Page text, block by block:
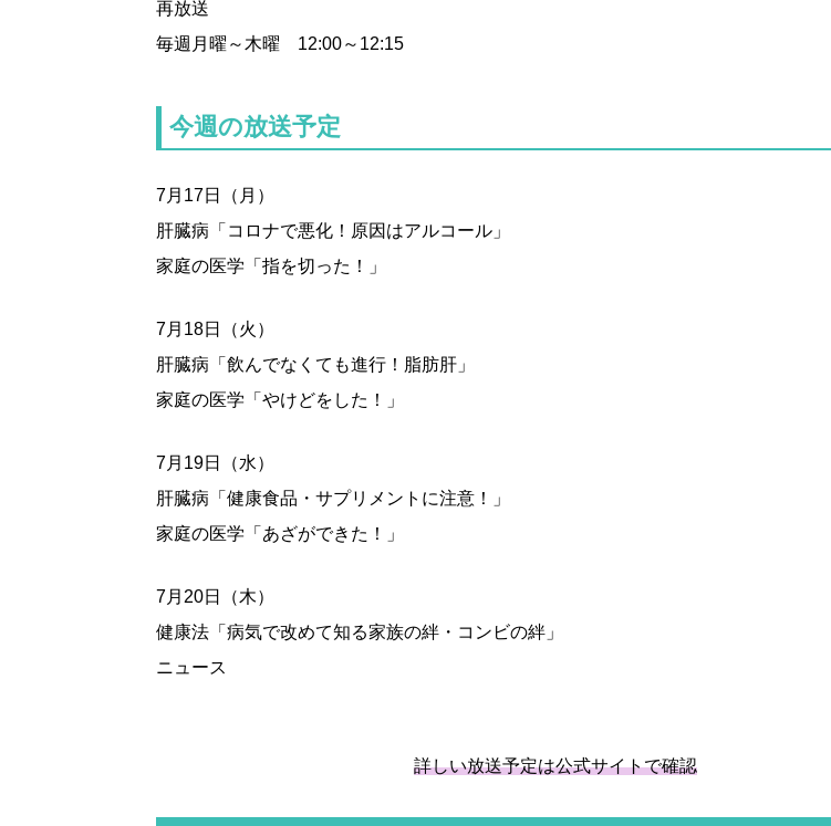
再放送
毎週月曜～木曜 12:00～12:15
今週の放送予定
7月17日（月）
肝臓病「コロナで悪化！原因はアルコール」
家庭の医学「指を切った！」
7月18日（火）
肝臓病「飲んでなくても進行！脂肪肝」
家庭の医学「やけどをした！」
7月19日（水）
肝臓病「健康食品・サプリメントに注意！」
家庭の医学「あざができた！」
7月20日（木）
健康法「病気で改めて知る家族の絆・コンビの絆」
ニュース
詳しい放送予定は公式サイトで確認